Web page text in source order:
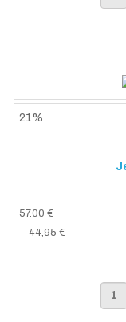
21%
57.00 €
44,95 €